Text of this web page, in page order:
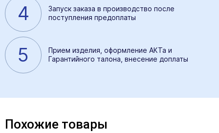
4
Запуск заказа в производство после
поступления предоплаты
5
Прием изделия, оформление АКТа и
Гарантийного талона, внесение доплаты
Похожие товары